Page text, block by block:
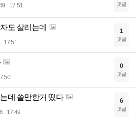
17:51 댓글
도 살리는데
17:51
1
댓글
0
댓글
데 쓸만한거 떴다
17:49
6
댓글